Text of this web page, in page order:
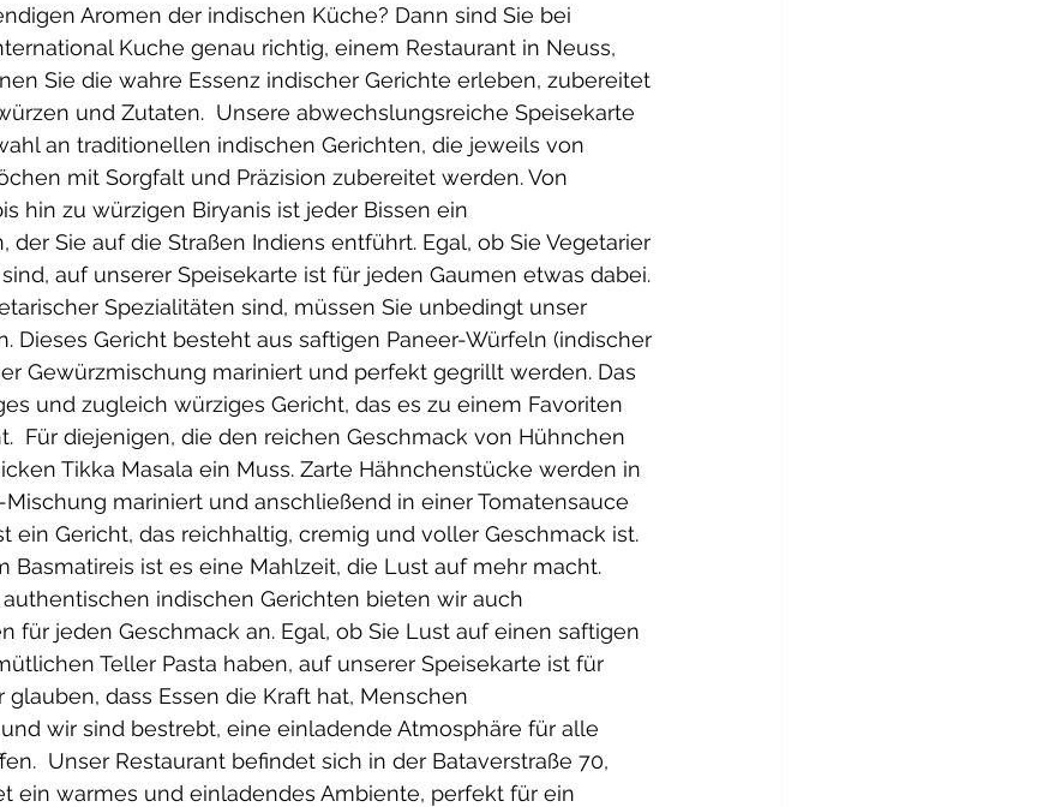
Aromen der indischen Küche? Dann sind Sie bei
Kuche genau richtig, einem Restaurant in Neuss,
Sie die wahre Essenz indischer Gerichte erleben, zubereitet
und Zutaten.  Unsere abwechslungsreiche Speisekarte
an traditionellen indischen Gerichten, die jeweils von
mit Sorgfalt und Präzision zubereitet werden. Von
hin zu würzigen Biryanis ist jeder Bissen ein
der Sie auf die Straßen Indiens entführt. Egal, ob Sie Vegetarier
auf unserer Speisekarte ist für jeden Gaumen etwas dabei.
Spezialitäten sind, müssen Sie unbedingt unser
Dieses Gericht besteht aus saftigen Paneer-Würfeln (indischer
Gewürzmischung mariniert und perfekt gegrillt werden. Das
und zugleich würziges Gericht, das es zu einem Favoriten
Für diejenigen, die den reichen Geschmack von Hühnchen
Tikka Masala ein Muss. Zarte Hähnchenstücke werden in
mariniert und anschließend in einer Tomatensauce
ein Gericht, das reichhaltig, cremig und voller Geschmack ist.
Basmatireis ist es eine Mahlzeit, die Lust auf mehr macht.
indischen Gerichten bieten wir auch
für jeden Geschmack an. Egal, ob Sie Lust auf einen saftigen
Teller Pasta haben, auf unserer Speisekarte ist für
glauben, dass Essen die Kraft hat, Menschen
wir sind bestrebt, eine einladende Atmosphäre für alle
Unser Restaurant befindet sich in der Bataverstraße 70,
ein warmes und einladendes Ambiente, perfekt für ein